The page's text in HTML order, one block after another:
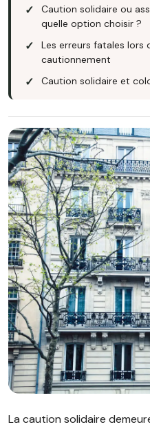
Caution solidaire ou
quelle option choisir ?
Les erreurs fatales
cautionnement
Caution solidaire et
La caution solidaire